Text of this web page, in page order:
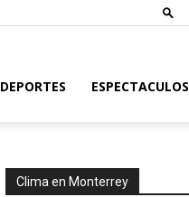
DEPORTES ESPECTACULOS
Clima en Monterrey